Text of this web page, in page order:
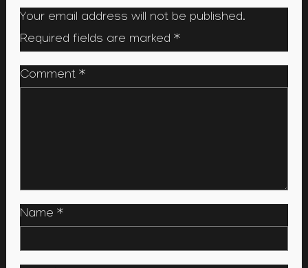
Your email address will not be published.
Required fields are marked *
Comment *
Name *